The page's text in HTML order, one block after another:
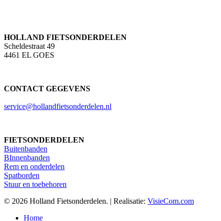
HOLLAND FIETSONDERDELEN
Scheldestraat 49
4461 EL GOES
CONTACT GEGEVENS
service@hollandfietsonderdelen.nl
FIETSONDERDELEN
Buitenbanden
BInnenbanden
Rem en onderdelen
Spatborden
Stuur en toebehoren
© 2026 Holland Fietsonderdelen. | Realisatie: VisieCom.com
Close
Home